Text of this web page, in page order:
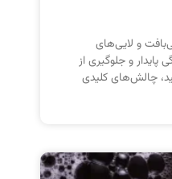
و لایی‌های
پایدار و جلوگیری از
چالش‌های کلیدی